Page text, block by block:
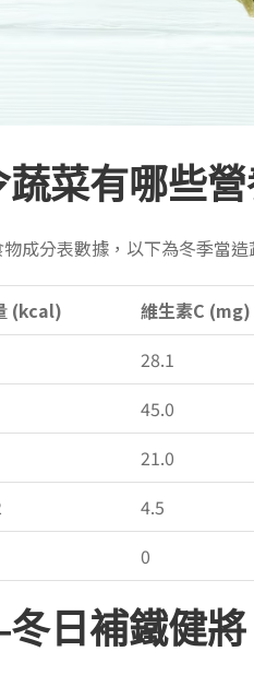
菜有哪些營
成分表數據，以下為冬季當
(kcal) 維生素C (mg)
28.1
45.0
21.0
4.5
0
日補鐵健將